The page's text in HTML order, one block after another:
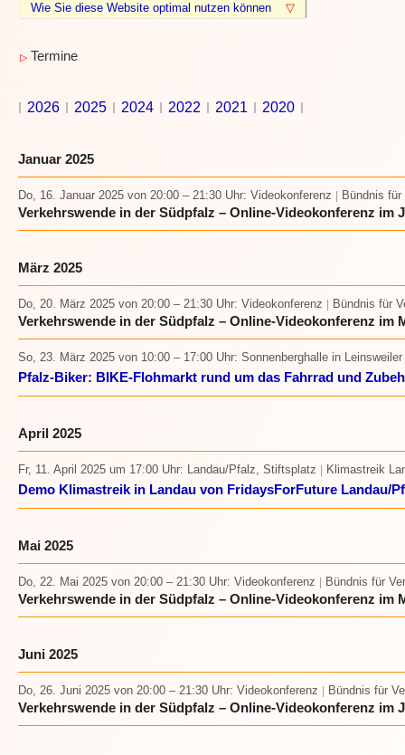
Wie Sie diese Website optimal nutzen können ▽
▷ Termine
2026 2025 2024 2022 2021 2020
Januar 2025
Do, 16. Januar 2025 von 20:00 – 21:30 Uhr: Videokonferenz Bündnis
Verkehrswende in der Südpfalz – Online-Videokonferenz im
März 2025
Do, 20. März 2025 von 20:00 – 21:30 Uhr: Videokonferenz Bündnis für
Verkehrswende in der Südpfalz – Online-Videokonferenz im
So, 23. März 2025 von 10:00 – 17:00 Uhr: Sonnenberghalle in Leinsweiler
Pfalz-Biker: BIKE-Flohmarkt rund um das Fahrrad und
April 2025
Fr, 11. April 2025 um 17:00 Uhr: Landau/Pfalz, Stiftsplatz Klimastreik
Demo Klimastreik in Landau von FridaysForFuture Landau/
Mai 2025
Do, 22. Mai 2025 von 20:00 – 21:30 Uhr: Videokonferenz Bündnis für
Verkehrswende in der Südpfalz – Online-Videokonferenz im
Juni 2025
Do, 26. Juni 2025 von 20:00 – 21:30 Uhr: Videokonferenz Bündnis für
Verkehrswende in der Südpfalz – Online-Videokonferenz im